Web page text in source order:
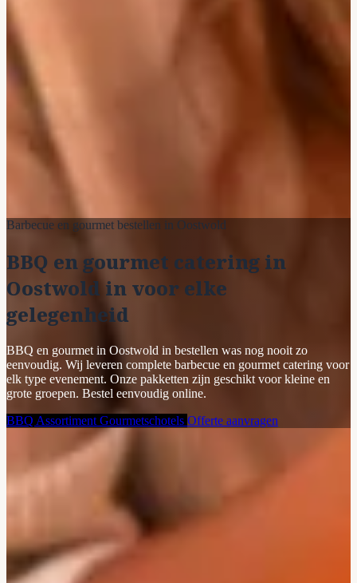
Barbecue en gourmet bestellen in Oostwold
BBQ en gourmet catering in
Oostwold in voor elke
gelegenheid
BBQ en gourmet in Oostwold in bestellen was nog nooit zo
eenvoudig. Wij leveren complete barbecue en gourmet catering voor
elk type evenement. Onze pakketten zijn geschikt voor kleine en
grote groepen. Bestel eenvoudig online.
BBQ Assortiment Gourmetschotels Offerte aanvragen